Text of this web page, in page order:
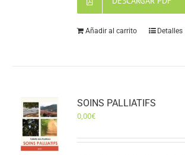
Añadir al carrito Detalles
SOINS PALLIATIFS
0,00€